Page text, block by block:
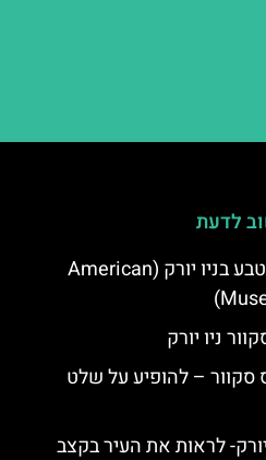
לדעת
מוזיאון ההיסטוריה של הטבע בניו יורק (American
ניו יורק
– להופיע על שלט
יורק- לראות את העיר בקצב